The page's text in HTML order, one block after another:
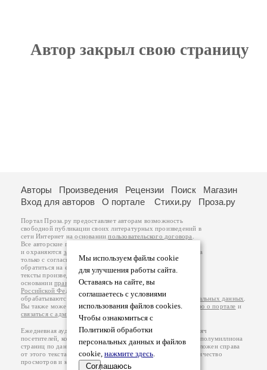
Автор закрыл свою страницу
Мы используем файлы cookie
для улучшения работы сайта.
Оставаясь на сайте, вы
соглашаетесь с условиями
использования файлов cookies.
Чтобы ознакомиться с
Политикой обработки
персональных данных и файлов
cookie, нажмите здесь.
Соглашаюсь
Авторы Произведения Рецензии Поиск
Магазин
Вход для авторов
О портале Стихи.ру Проза.ру
Портал Проза.ру предоставляет авторам возможность
свободной публикации своих литературных произведений в
сети Интернет на основаниипользовательского договора
Все авторские права на произведения принадлежат авторам
и охраняются законом
. Перепечатка произведений возможна
только с согласия его автора, к которому вы можете
обратиться на его авторской странице. Ответственность за
тексты произведений авторы несут самостоятельно на
основанииправил публикацииизаконодательства
Российской Федерации
обрабатываются на основанииПолитики обработки персональных данных
Вы также можете посмотреть более подробнуюинформацию о портале и
связаться с администрацией
Ежедневная аудитория портала Проза.ру – порядка 100 тысяч
посетителей, которые в общей сумме просматривают более полумиллиона
страниц по данным счетчика посещаемости, который расположен справа
от этого текста. В каждой графе указано по две цифры: количество
просмотров и количество посетителей.